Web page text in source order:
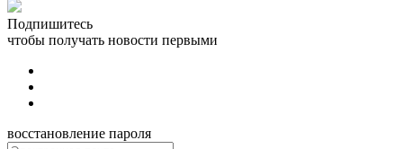
Подпишитесь
чтобы получать новости первыми
восстановление пароля